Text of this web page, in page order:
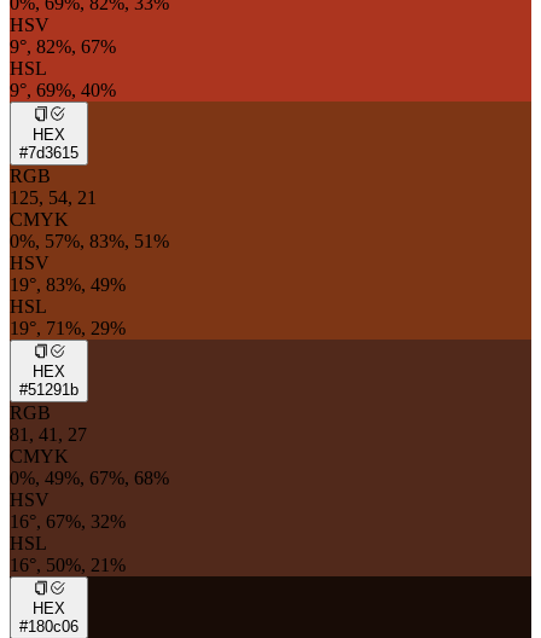
HSV
9°, 82%, 67%
HSL
9°, 69%, 40%
HEX
#7d3615
RGB
125, 54, 21
CMYK
0%, 57%, 83%, 51%
HSV
19°, 83%, 49%
HSL
19°, 71%, 29%
HEX
#51291b
RGB
81, 41, 27
CMYK
0%, 49%, 67%, 68%
HSV
16°, 67%, 32%
HSL
16°, 50%, 21%
HEX
#180c06